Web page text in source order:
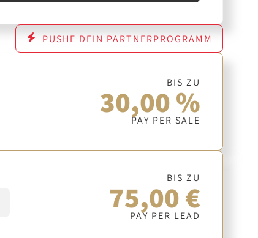
PUSHE DEIN PARTNERPROGRAMM
BIS ZU
30,00 %
PAY PER SALE
BIS ZU
75,00 €
PAY PER LEAD